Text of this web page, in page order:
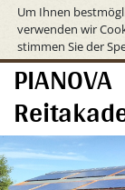
Um Ihnen
verwenden wir
stimmen Sie der
PIANOVA